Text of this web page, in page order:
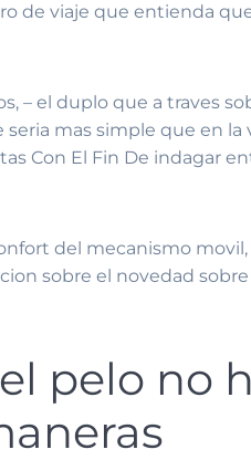
de viaje que entienda
– el duplo que a traves
mas simple que en la
Con El Fin De indagar
del mecanismo
sobre el novedad sobre
pelo no